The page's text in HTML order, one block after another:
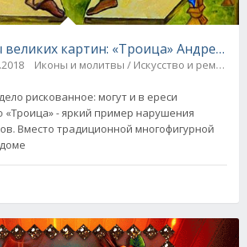
картин: «Троица» Андрея
Иконы и молитвы / Искусство и ремёсла
рискованное: могут и в ереси
«Троица» - яркий пример нарушения
Вместо традиционной многофигурной